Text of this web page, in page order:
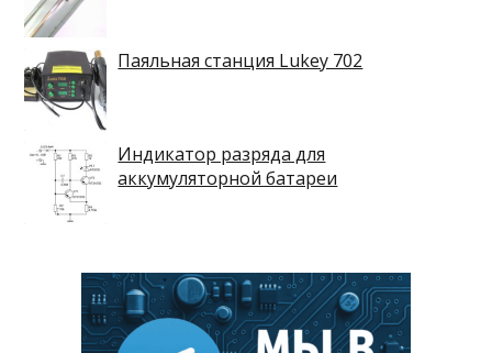
Паяльная станция Lukey 702
Индикатор разряда для
аккумуляторной батареи